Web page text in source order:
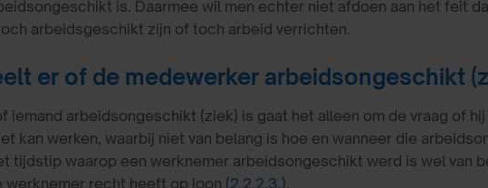
is. Daarmee wil men echter niet afdoen aan het feit
arbeidsgeschikt zijn of toch arbeid verrichten.
er of de medewerker arbeidsongeschikt
iemand arbeidsongeschikt (ziek) is gaat het alleen om de vraag of
kan werken, waarbij niet van belang is hoe en wanneer die
tijdstip waarop een werknemer arbeidsongeschikt werd is wel van
recht heeft op loon (2.2.2.3.).